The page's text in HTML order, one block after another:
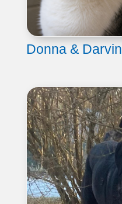
Donna & Darvin